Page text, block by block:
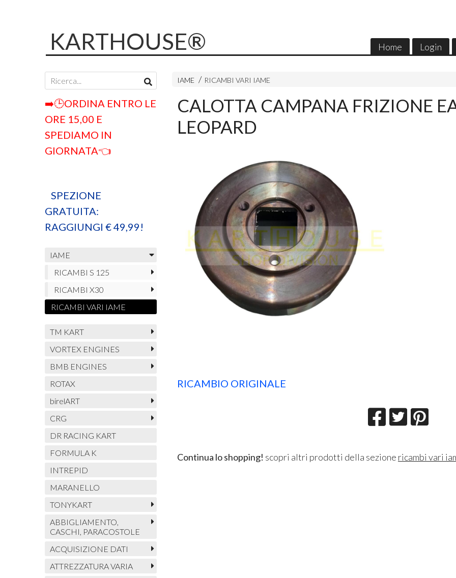
Home Login
KARTHOUSE®
IAME RICAMBI VARI IAME
CALOTTA CAMPANA FRIZIONE
LEOPARD
RICAMBIO ORIGINALE
Continua lo shopping! scopri altri prodotti della sezione ricambi vari
➡️🕒ORDINA ENTRO LE
ORE 15,00 E
SPEDIAMO IN
GIORNATA👈
SPEZIONE
GRATUITA:
RAGGIUNGI € 49,99!
IAME
RICAMBI S 125
RICAMBI X30
RICAMBI VARI IAME
TM KART
VORTEX ENGINES
BMB ENGINES
ROTAX
birelART
CRG
DR RACING KART
FORMULA K
INTREPID
MARANELLO
TONYKART
ABBIGLIAMENTO,
CASCHI, PARACOSTOLE
ACQUISIZIONE DATI
ATTREZZATURA VARIA